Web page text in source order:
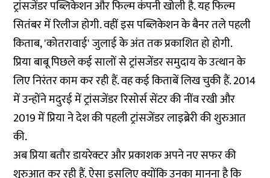
ट्रांसजेंडर पब्लिकेशन और फिल्म कंपनी खोली है. यह फिल्म
सितंबर में रिलीज होगी. वहीं इस पब्लिकेशन के बैनर तले पहली
किताब, 'कोतरावाई' जुलाई के अंत तक प्रकाशित हो होगी.
प्रिया बाबू पिछले कई सालों से ट्रांसजेंडर समुदाय के उत्थान के
लिए निरंतर काम कर रही हैं. वह कई किताबें लिख चुकी हैं. 2014
में उन्होंने मदुरई में ट्रांसजेंडर रिसोर्स सेंटर की नींव रखी और
2019 में प्रिया ने देश की पहली ट्रांसजेंडर लाइब्रेरी की शुरुआत
की.
अब प्रिया बतौर डायरेक्टर और प्रकाशक अपने नए सफर की
शुरुआत कर रही हैं. ऐसा इसलिए क्योंकि उनका मानना है कि